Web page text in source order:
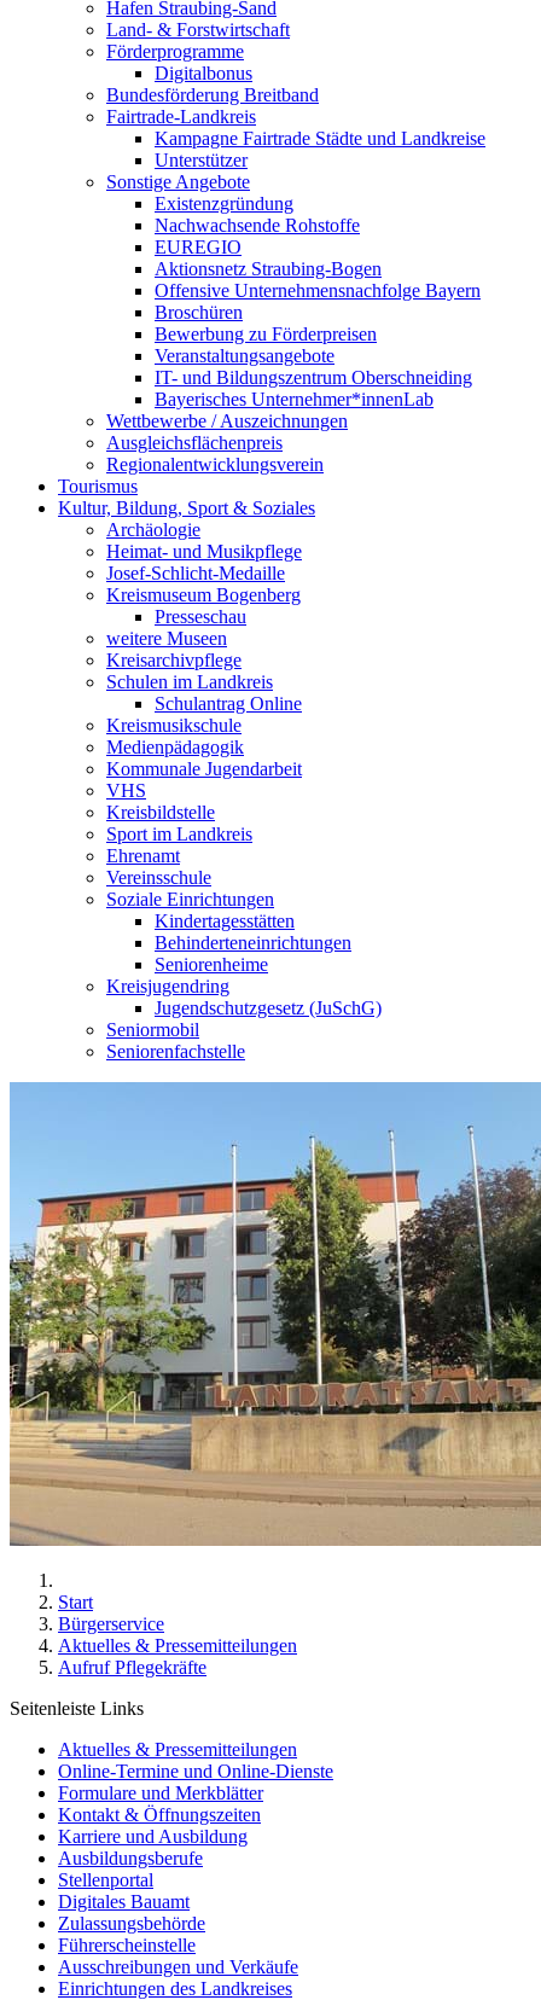
Hafen Straubing-Sand
Land- & Forstwirtschaft
Förderprogramme
Digitalbonus
Bundesförderung Breitband
Fairtrade-Landkreis
Kampagne Fairtrade Städte und Landkreise
Unterstützer
Sonstige Angebote
Existenzgründung
Nachwachsende Rohstoffe
EUREGIO
Aktionsnetz Straubing-Bogen
Offensive Unternehmensnachfolge Bayern
Broschüren
Bewerbung zu Förderpreisen
Veranstaltungsangebote
IT- und Bildungszentrum Oberschneiding
Bayerisches Unternehmer*innenLab
Wettbewerbe / Auszeichnungen
Ausgleichsflächenpreis
Regionalentwicklungsverein
Tourismus
Kultur, Bildung, Sport & Soziales
Archäologie
Heimat- und Musikpflege
Josef-Schlicht-Medaille
Kreismuseum Bogenberg
Presseschau
weitere Museen
Kreisarchivpflege
Schulen im Landkreis
Schulantrag Online
Kreismusikschule
Medienpädagogik
Kommunale Jugendarbeit
VHS
Kreisbildstelle
Sport im Landkreis
Ehrenamt
Vereinsschule
Soziale Einrichtungen
Kindertagesstätten
Behinderteneinrichtungen
Seniorenheime
Kreisjugendring
Jugendschutzgesetz (JuSchG)
Seniormobil
Seniorenfachstelle
Start
Bürgerservice
Aktuelles & Pressemitteilungen
Aufruf Pflegekräfte
Seitenleiste Links
Aktuelles & Pressemitteilungen
Online-Termine und Online-Dienste
Formulare und Merkblätter
Kontakt & Öffnungszeiten
Karriere und Ausbildung
Ausbildungsberufe
Stellenportal
Digitales Bauamt
Zulassungsbehörde
Führerscheinstelle
Ausschreibungen und Verkäufe
Einrichtungen des Landkreises